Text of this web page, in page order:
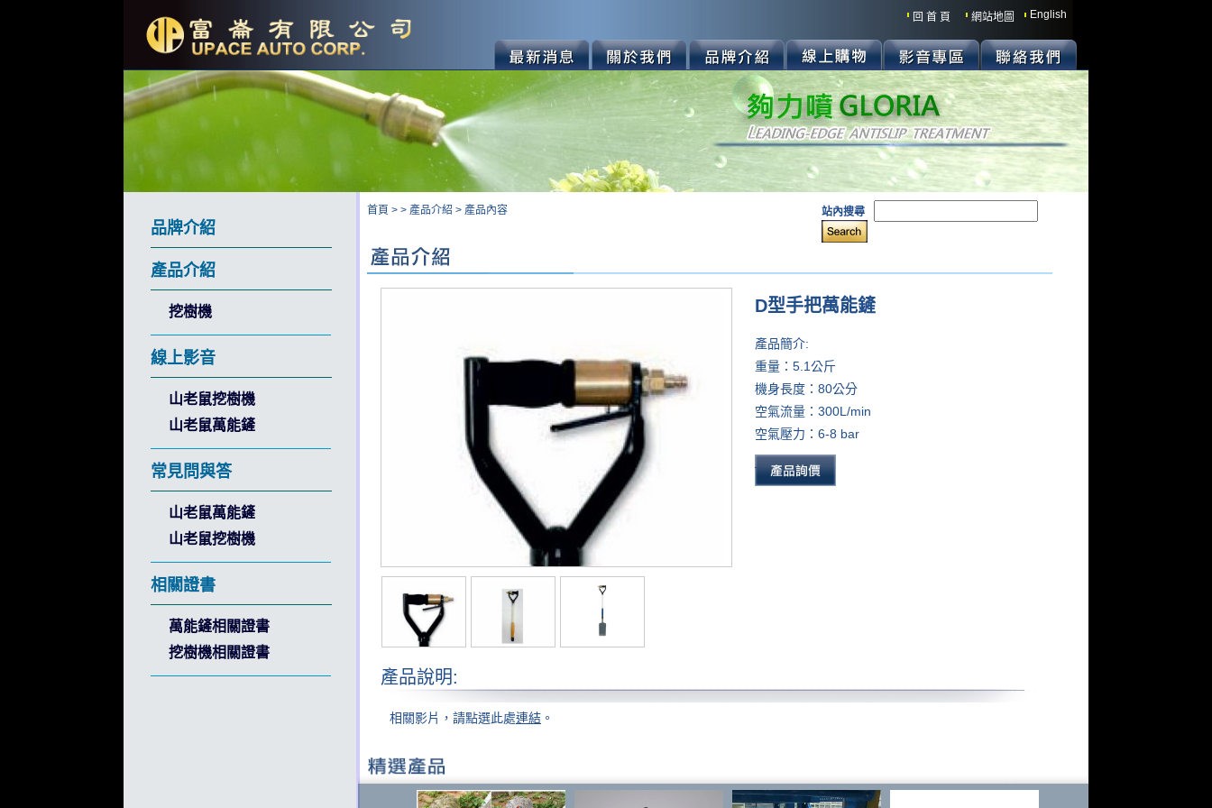
回 首 頁 網站地圖 English
品牌介紹
產品介紹
挖樹機
線上影音
山老鼠挖樹機
山老鼠萬能鏟
常見問與答
山老鼠萬能鏟
山老鼠挖樹機
相關證書
萬能鏟相關證書
挖樹機相關證書
首頁 > > 產品介紹 > 產品內容 站內搜尋
D型手把萬能鏟
產品簡介:
重量：5.1公斤
機身長度：80公分
空氣流量：300L/min
空氣壓力：6-8 bar
產品說明:
相關影片，請點選此處連結 。